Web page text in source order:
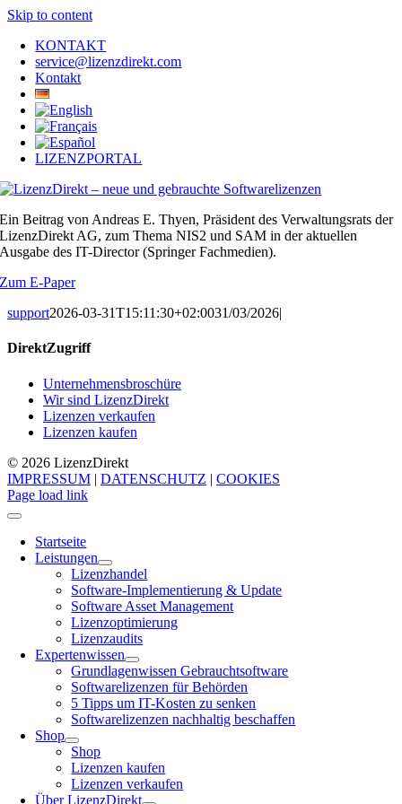
Skip to content
KONTAKT
service@lizenzdirekt.com
Kontakt
LIZENZPORTAL
Ein Beitrag von Andreas E. Thyen, Präsident des Verwaltungsrats der
LizenzDirekt AG, zum Thema NIS2 und SAM in der aktuellen
Ausgabe des IT-Director (Springer Fachmedien).
Zum E-Paper
support2026-03-31T15:11:30+02:0031/03/2026|
DirektZugriff
Unternehmensbroschüre
Wir sind LizenzDirekt
Lizenzen verkaufen
Lizenzen kaufen
© 2026 LizenzDirekt
IMPRESSUM | DATENSCHUTZ | COOKIES
Page load link
Startseite
Leistungen
Lizenzhandel
Software-Implementierung & Update
Software Asset Management
Lizenzoptimierung
Lizenzaudits
Expertenwissen
Grundlagenwissen Gebrauchtsoftware
Softwarelizenzen für Behörden
5 Tipps um IT-Kosten zu senken
Softwarelizenzen nachhaltig beschaffen
Shop
Shop
Lizenzen kaufen
Lizenzen verkaufen
Über LizenzDirekt